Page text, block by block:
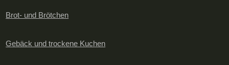
Brot- und Brötchen
Gebäck und trockene Kuchen